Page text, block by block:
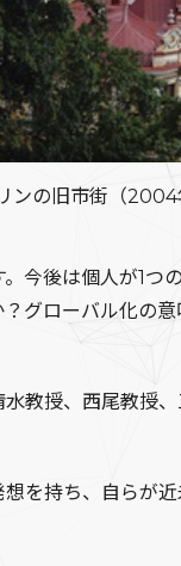
ンの旧市街（2004
今後は個人が1つ
グローバル化の
教授、西尾教授
を持ち、自らが